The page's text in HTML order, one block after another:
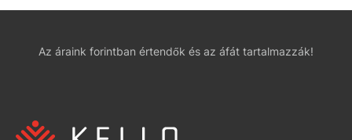
Az áraink forintban értendők és az áfát tartalmazzák!